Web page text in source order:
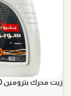
زيت محرك بترومين 10W30